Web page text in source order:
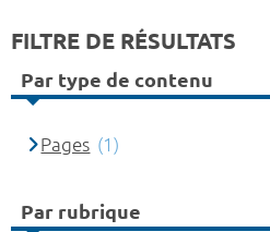
FILTRE DE RÉSULTATS
Par type de contenu
Pages (1)
Par rubrique